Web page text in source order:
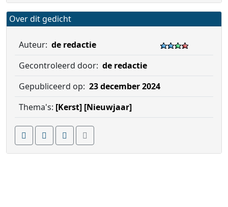
Over dit gedicht
Auteur: de redactie
Gecontroleerd door: de redactie
Gepubliceerd op: 23 december 2024
Thema's: [Kerst] [Nieuwjaar]